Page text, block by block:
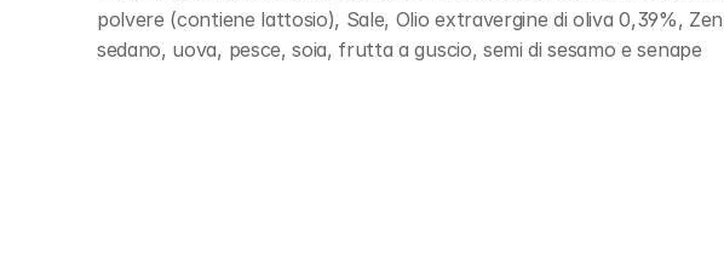
polvere (contiene lattosio), Sale, Olio extravergine di oliva 0,39%,
sedano, uova, pesce, soia, frutta a guscio, semi di sesamo e senape